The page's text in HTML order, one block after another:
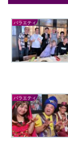
バラエティ
バラエティ